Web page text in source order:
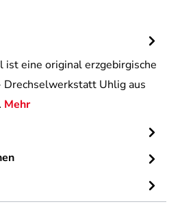
eine original erzgebirgische
Uhlig aus
Mehr